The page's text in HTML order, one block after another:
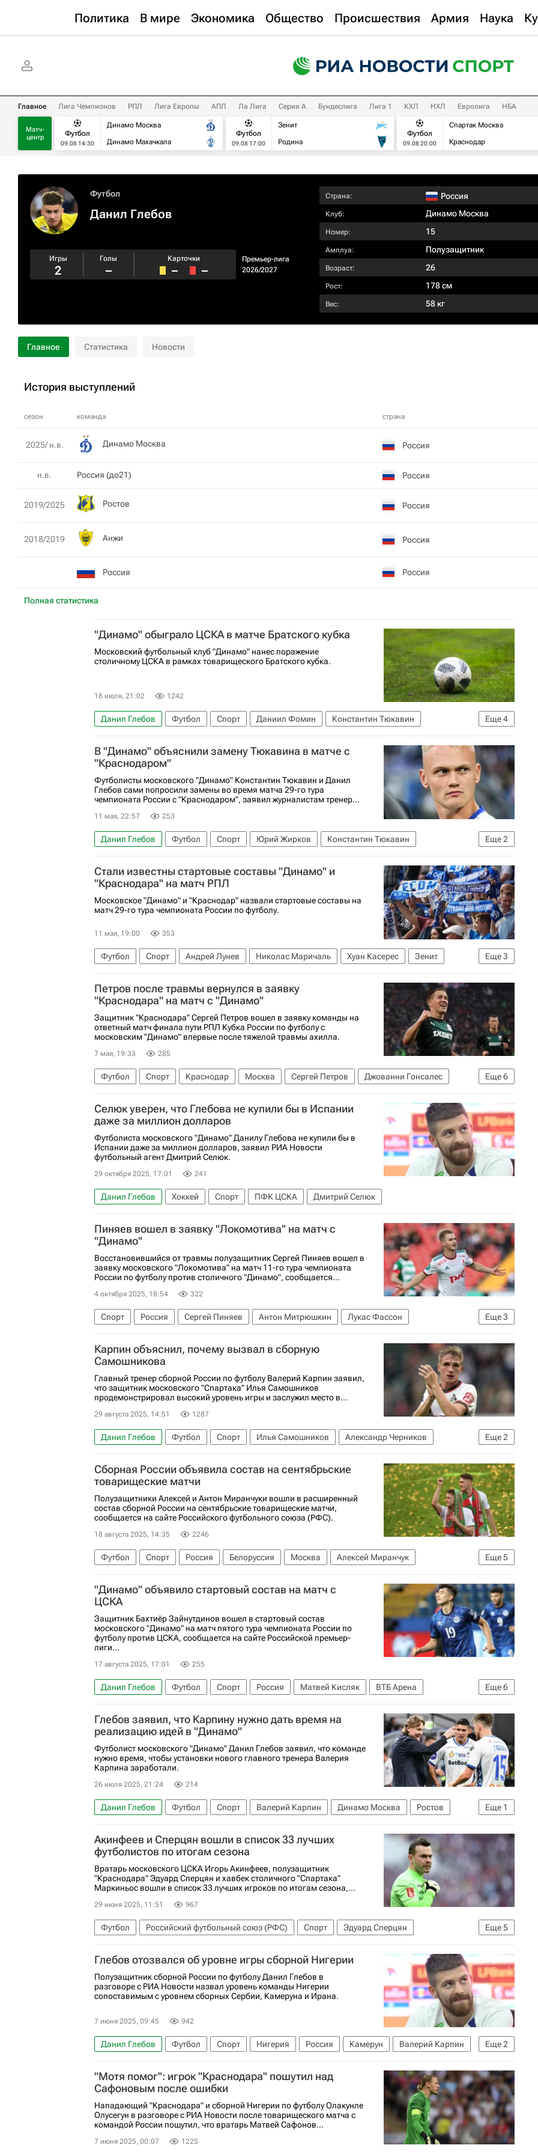
Политика В мире Экономика Общество Происшествия Армия Наука
Главное Лига Чемпионов РПЛ Лига Европы АПЛ Ла Лига Серия А Бундеслига Лига 1 КХЛ НХЛ Евролига НБА
Матч-
центр
Футбол
09.08 14:30
Динамо Москва
Динамо Махачкала
Футбол
09.08 17:00
Зенит
Родина
Футбол
09.08 20:00
Спартак Москва
Краснодар
Футбол
Данил Глебов
Премьер-лига
2026/2027
Игры
2
Голы
–
Карточки
– –
Страна: Россия
Клуб: Динамо Москва
Номер: 15
Амплуа: Полузащитник
Возраст: 26
Рост: 178 см
Вес: 58 кг
Главное Статистика Новости
История выступлений
сезон команда страна
Полная статистика
2025/ н.в. Динамо Москва Россия
н.в. Россия (до21) Россия
2019/2025 Ростов Россия
2018/2019 Анжи Россия
Россия Россия
"Динамо" обыграло ЦСКА в матче Братского кубка
Московский футбольный клуб "Динамо" нанес поражение
столичному ЦСКА в рамках товарищеского Братского кубка.
18 июля, 21:02 1242
Еще4
Данил Глебов Футбол Спорт Даниил Фомин
Константин Тюкавин
ПФК ЦСКА
Балтика РПЛ 2026-2027 (Чемпионат России по футболу) Первая лига
В "Динамо" объяснили замену Тюкавина в матче с
"Краснодаром"
Футболисты московского "Динамо" Константин Тюкавин и Данил
Глебов сами попросили замены во время матча 29-го тура
чемпионата России с "Краснодаром", заявил журналистам тренер...
11 мая, 22:57 253
Еще2
Данил Глебов Футбол Спорт Юрий Жирков
Константин Тюкавин
Динамо Москва
Краснодар
Стали известны стартовые составы "Динамо" и
"Краснодара" на матч РПЛ
Московское "Динамо" и "Краснодар" назвали стартовые составы на
матч 29-го тура чемпионата России по футболу.
11 мая, 19:00 353
Еще3
Футбол Спорт Андрей Лунев Николас Маричаль Хуан Касерес
Зенит
РПЛ 2026-2027 (Чемпионат России по футболу)
Краснодар Динамо Москва
Петров после травмы вернулся в заявку
"Краснодара" на матч с "Динамо"
Защитник "Краснодара" Сергей Петров вошел в заявку команды на
ответный матч финала пути РПЛ Кубка России по футболу с
московским "Динамо" впервые после тяжелой травмы ахилла.
7 мая, 19:33 285
Еще6
Футбол Спорт Краснодар Москва Сергей Петров
Джованни Гонсалес
Краснодар
Динамо Москва Балтика
Станислав Агкацев
РПЛ 2026-2027 (Чемпионат России по футболу)
Кубок России по футболу
Селюк уверен, что Глебова не купили бы в Испании
даже за миллион долларов
Футболиста московского "Динамо" Данилу Глебова не купили бы в
Испании даже за миллион долларов, заявил РИА Новости
футбольный агент Дмитрий Селюк.
29 октября 2025, 17:01 241
Данил Глебов Хоккей Спорт ПФК ЦСКА Дмитрий Селюк
Пиняев вошел в заявку "Локомотива" на матч с
"Динамо"
Восстановившийся от травмы полузащитник Сергей Пиняев вошел в
заявку московского "Локомотива" на матч 11-го тура чемпионата
России по футболу против столичного "Динамо", сообщается...
4 октября 2025, 18:54 322
Еще3
Спорт Россия Сергей Пиняев Антон Митрюшкин
Лукас Фассон
Локомотив (Москва)
Динамо Москва РПЛ 2026-2027 (Чемпионат России по футболу)
Карпин объяснил, почему вызвал в сборную
Самошникова
Главный тренер сборной России по футболу Валерий Карпин заявил,
что защитник московского "Спартака" Илья Самошников
продемонстрировал высокий уровень игры и заслужил место в...
29 августа 2025, 14:51 1287
Еще2
Данил Глебов Футбол Спорт Илья Самошников
Александр Черников
Спартак Москва
Локомотив (Москва)
Сборная России объявила состав на сентябрьские
товарищеские матчи
Полузащитники Алексей и Антон Миранчуки вошли в расширенный
состав сборной России на сентябрьские товарищеские матчи,
сообщается на сайте Российского футбольного союза (РФС).
18 августа 2025, 14:35 2246
Еще5
Футбол Спорт Россия Белоруссия Москва
Алексей Миранчук
Антон Миранчук
Атланта Юнайтед Сьон
Российский футбольный союз (РФС)
Матвей Сафонов
"Динамо" объявило стартовый состав на матч с
ЦСКА
Защитник Бахтиёр Зайнутдинов вошел в стартовый состав
московского "Динамо" на матч пятого тура чемпионата России по
футболу против ЦСКА, сообщается на сайте Российской премьер-
лиги...
17 августа 2025, 17:01 255
Еще6
Данил Глебов Футбол Спорт Россия Матвей Кисляк
ВТБ Арена
Игорь Лещук
Максим Осипенко Динамо Москва ПФК ЦСКА
Бешикташ
РПЛ 2026-2027 (Чемпионат России по футболу)
Глебов заявил, что Карпину нужно дать время на
реализацию идей в "Динамо"
Футболист московского "Динамо" Данил Глебов заявил, что команде
нужно время, чтобы установки нового главного тренера Валерия
Карпина заработали.
26 июля 2025, 21:24 214
Еще 1
Данил Глебов Футбол Спорт Валерий Карпин Динамо Москва
Ростов
РПЛ 2026-2027 (Чемпионат России по футболу)
Акинфеев и Сперцян вошли в список 33 лучших
футболистов по итогам сезона
Вратарь московского ЦСКА Игорь Акинфеев, полузащитник
"Краснодара" Эдуард Сперцян и хавбек столичного "Спартака"
Маркиньос вошли в список 33 лучших игроков по итогам сезона,...
29 июня 2025, 11:51 967
Еще5
Футбол Российский футбольный союз (РФС) Спорт
Эдуард Сперцян
Игорь Акинфеев
Маркиньос ПФК ЦСКА Зенит Краснодар
Глебов отозвался об уровне игры сборной Нигерии
Полузащитник сборной России по футболу Данил Глебов в
разговоре с РИА Новости назвал уровень команды Нигерии
сопоставимым с уровнем сборных Сербии, Камеруна и Ирана.
7 июня 2025, 09:45 942
Еще2
Данил Глебов Футбол Спорт Нигерия Россия Камерун
Валерий Карпин
Динамо Москва
Товарищеские матчи
"Мотя помог": игрок "Краснодара" пошутил над
Сафоновым после ошибки
Нападающий "Краснодара" и сборной Нигерии по футболу Олакунле
Олусегун в разговоре с РИА Новости после товарищеского матча с
командой России пошутил, что вратарь Матвей Сафонов...
7 июня 2025, 00:07 1225